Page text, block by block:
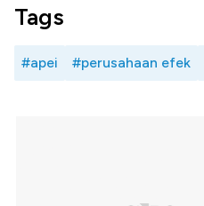
Tags
#apei #perusahaan efek